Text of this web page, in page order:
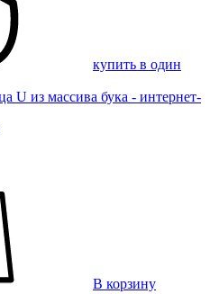
купить в один
В корзину